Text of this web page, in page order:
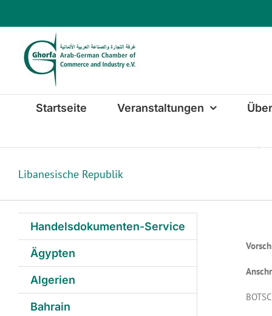
Startseite Veranstaltungen
Libanesische Republik
Handelsdokumenten-Service
Ägypten
Algerien
Bahrain